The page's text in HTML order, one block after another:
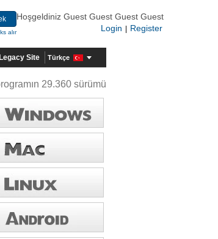
alır
Hoşgeldiniz Guest Guest Guest Guest
Login
Register
Legacy Site Türkçe
29.360 sürümü